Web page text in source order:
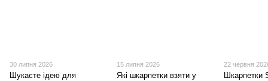
30 липня 2026
Шукаєте ідею для
15 липня 2026
Які шкарпетки взяти у
22 червня
Шкарпетки